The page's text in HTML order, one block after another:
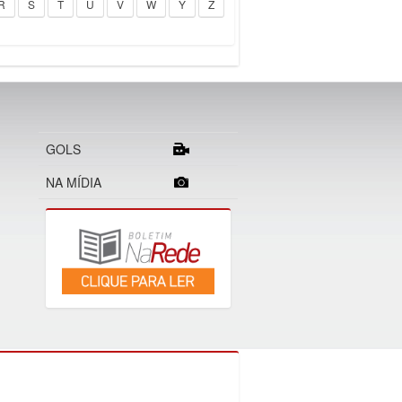
S T U V W Y Z
GOLS
NA MÍDIA